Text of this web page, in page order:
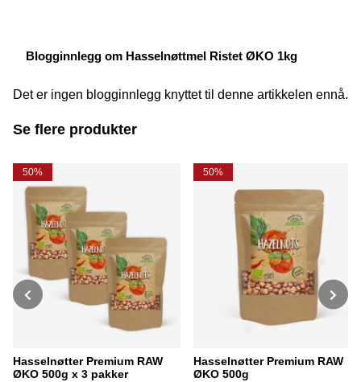
Blogginnlegg om Hasselnøttmel Ristet ØKO 1kg
Det er ingen blogginnlegg knyttet til denne artikkelen ennå.
Se flere produkter
50%
Hasselnøtter Premium RAW
ØKO 500g x 3 pakker
50%
Hasselnøtter Premium RAW
ØKO 500g